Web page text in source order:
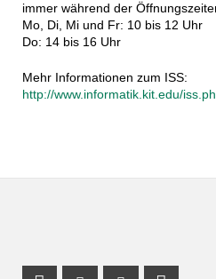
immer während der
Mo, Di, Mi und Fr: 10 bis 12 Uhr
Do: 14 bis 16 Uhr
Mehr Informationen zum ISS:
http://www.informatik.kit.edu/